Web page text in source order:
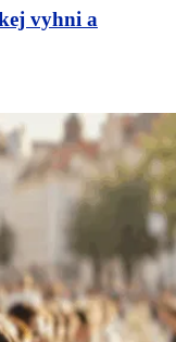
vyhni a